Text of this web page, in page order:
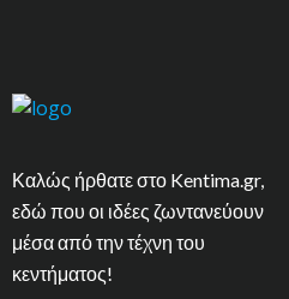
Καλώς ήρθατε στο Kentima.gr,
εδώ που οι ιδέες ζωντανεύουν
μέσα από την τέχνη του
κεντήματος!